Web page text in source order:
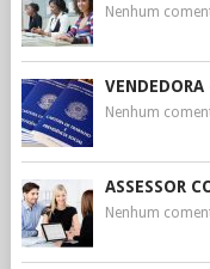
Nenhum
VENDEDORA
Nenhum
ASSESSOR
Nenhum